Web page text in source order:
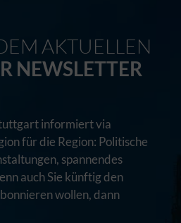
AKTUELLEN
NEWSLETTER
informiert via
für die Region: Politische
spannendes
auch Sie künftig den
wollen, dann